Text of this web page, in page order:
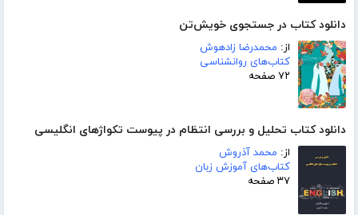
دانلود کتاب در جستجوی خویش‌تن
از: محمدرضا زادهوش
کتاب‌های روانشناسی
۷۲ صفحه
دانلود کتاب تحلیل و بررسی انتظام در پیوست تکواژهای انگلیسی
از: محمد آذروش
کتاب‌های آموزش زبان
۳۷ صفحه